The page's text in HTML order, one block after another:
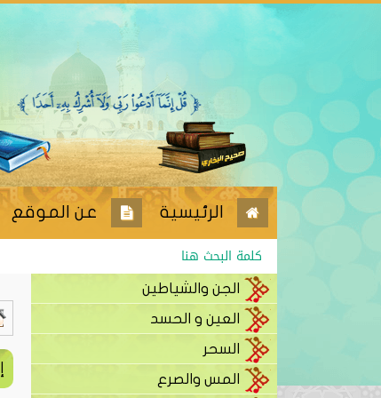
الرئيسية عن الموقع
الجن والشياطين
العين و الحسد
السحر
المس والصرع